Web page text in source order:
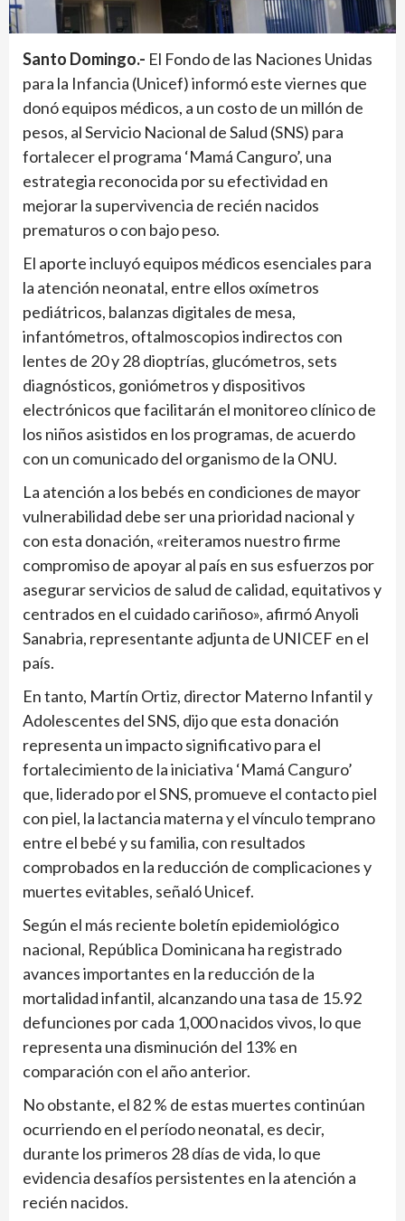
Santo Domingo.- El Fondo de las Naciones Unidas
para la Infancia (Unicef) informó este viernes que
donó equipos médicos, a un costo de un millón de
pesos, al Servicio Nacional de Salud (SNS) para
fortalecer el programa ‘Mamá Canguro’, una
estrategia reconocida por su efectividad en
mejorar la supervivencia de recién nacidos
prematuros o con bajo peso.
El aporte incluyó equipos médicos esenciales para
la atención neonatal, entre ellos oxímetros
pediátricos, balanzas digitales de mesa,
infantómetros, oftalmoscopios indirectos con
lentes de 20 y 28 dioptrías, glucómetros, sets
diagnósticos, goniómetros y dispositivos
electrónicos que facilitarán el monitoreo clínico de
los niños asistidos en los programas, de acuerdo
con un comunicado del organismo de la ONU.
La atención a los bebés en condiciones de mayor
vulnerabilidad debe ser una prioridad nacional y
con esta donación, «reiteramos nuestro firme
compromiso de apoyar al país en sus esfuerzos por
asegurar servicios de salud de calidad, equitativos y
centrados en el cuidado cariñoso», afirmó Anyoli
Sanabria, representante adjunta de UNICEF en el
país.
En tanto, Martín Ortiz, director Materno Infantil y
Adolescentes del SNS, dijo que esta donación
representa un impacto significativo para el
fortalecimiento de la iniciativa ‘Mamá Canguro’
que, liderado por el SNS, promueve el contacto piel
con piel, la lactancia materna y el vínculo temprano
entre el bebé y su familia, con resultados
comprobados en la reducción de complicaciones y
muertes evitables, señaló Unicef.
Según el más reciente boletín epidemiológico
nacional, República Dominicana ha registrado
avances importantes en la reducción de la
mortalidad infantil, alcanzando una tasa de 15.92
defunciones por cada 1,000 nacidos vivos, lo que
representa una disminución del 13% en
comparación con el año anterior.
No obstante, el 82 % de estas muertes continúan
ocurriendo en el período neonatal, es decir,
durante los primeros 28 días de vida, lo que
evidencia desafíos persistentes en la atención a
recién nacidos.